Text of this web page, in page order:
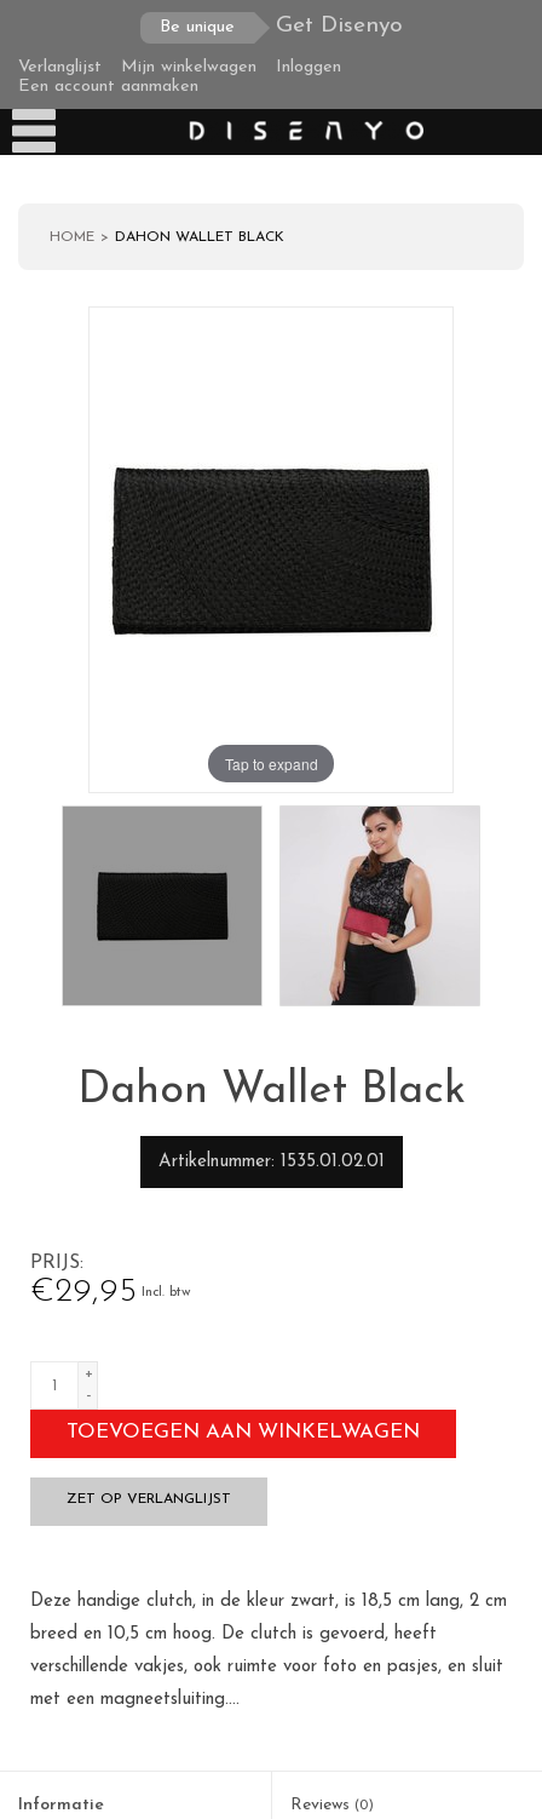
Be unique Get Disenyo
Verlanglijst Mijn winkelwagen
Inloggen
Een account aanmaken
Zakelijke klanten
HOME DAHON WALLET BLACK
Tap to expand
Dahon Wallet Black
Artikelnummer 1535.01.02.01
PRIJS
€29,95 Incl. btw
+
-
TOEVOEGEN AAN WINKELWAGEN
ZET OP VERLANGLIJST
Deze handige clutch, in de kleur zwart, is 18,5 cm lang, 2 cm
breed en 10,5 cm hoog. De clutch is gevoerd, heeft
verschillende vakjes, ook ruimte voor foto en pasjes, en sluit
met een magneetsluiting....
Informatie Reviews (0)